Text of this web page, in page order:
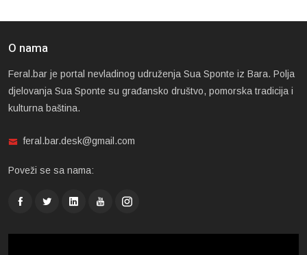
O nama
Feral.bar je portal nevladinog udruženja Sua Sponte iz Bara. Polja
djelovanja Sua Sponte su građansko društvo, pomorska tradicija i
kulturna baština.
feral.bar.desk@gmail.com
Poveži se sa nama: